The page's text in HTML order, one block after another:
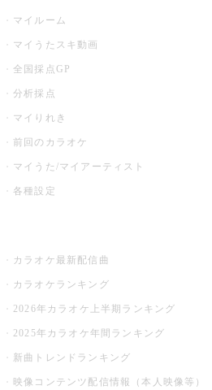
マイルーム
マイうたスキ動画
全国採点GP
分析採点
マイりれき
前回のカラオケ
マイうた/マイアーティスト
各種設定
カラオケ最新配信曲
カラオケランキング
2026年カラオケ上半期ランキング
2025年カラオケ年間ランキング
新曲トレンドランキング
映像コンテンツ配信情報（本人映像等）